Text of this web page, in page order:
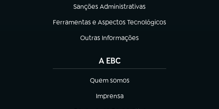
Sanções Administrativas
(abre em nova aba)
Ferramentas e Aspectos Tecnológicos
(abre em nova aba)
Outras Informações
(abre em nova aba)
A EBC
Quem somos
(abre em nova aba)
Imprensa
(abre em nova aba)